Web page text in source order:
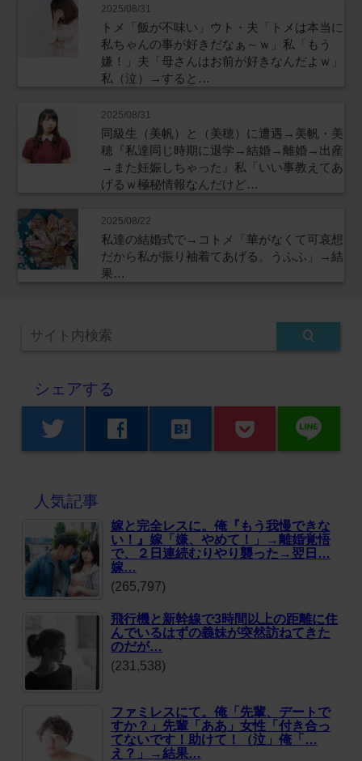
2025/08/31
トメ「飯が不味い」ウト・夫「トメは本当に
私ちゃんの事が好きだなぁ～ｗ」私「もう
嫌！」夫「母さんはお前が好きなんだよｗ」
私（泣）→すると…
2025/08/31
同級生（美帆）と（美穂）に遭遇→美帆・美
穂『私達同じ時期に退学→結婚→離婚→出産
→また妊娠しちゃった』私「いい事教えてあ
げるｗ極秘情報なんだけど…
2025/08/22
私達の結婚式で→コトメ「華がなくて可哀想
だから私が振り袖着てあげる。うふふ」→結
果…
シェアする
twitter facebook hatenabookmark line
人気記事
嫁と完全レスに。俺『もう我慢できな
い！』嫁「嫌、やめて！」→離婚覚悟
で、２日連続むりやり襲った→翌日…
嫁…
(265,797)
飛行機と新幹線で3時間以上の距離に住
んでいるはずの義妹が突然訪ねてきた
のだが…
(231,538)
ファミレスにて。俺「先輩、デートで
すか？」先輩「ああ」女性「付き合っ
てないです！助けて！（泣」俺「…
え？」→結果…